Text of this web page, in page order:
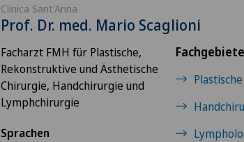
Clinica Sant'Anna
Prof. Dr. med. Mario Scaglioni
Facharzt FMH für Plastische,
Rekonstruktive und Ästhetische
Chirurgie, Handchirurgie und
Lymphchirurgie
Sprachen
Fachgebiete